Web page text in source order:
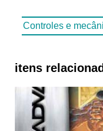
Controles e
itens